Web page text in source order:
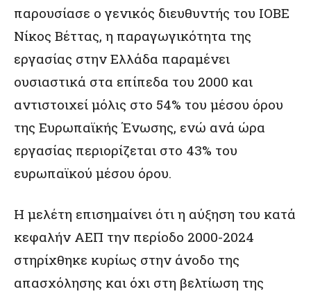
παρουσίασε ο γενικός διευθυντής του ΙΟΒΕ
Νίκος Βέττας, η παραγωγικότητα της
εργασίας στην Ελλάδα παραμένει
ουσιαστικά στα επίπεδα του 2000 και
αντιστοιχεί μόλις στο 54% του μέσου όρου
της Ευρωπαϊκής Ένωσης, ενώ ανά ώρα
εργασίας περιορίζεται στο 43% του
ευρωπαϊκού μέσου όρου.
Η μελέτη επισημαίνει ότι η αύξηση του κατά
κεφαλήν ΑΕΠ την περίοδο 2000-2024
στηρίχθηκε κυρίως στην άνοδο της
απασχόλησης και όχι στη βελτίωση της